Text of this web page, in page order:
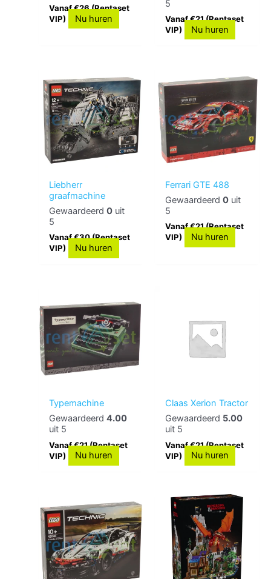
Vanaf €26 (Rentaset
VIP)
Nu huren
5
Vanaf €21 (Rentaset
VIP)
Nu huren
Liebherr
graafmachine
Gewaardeerd0 uit
5
Vanaf €30 (Rentaset
VIP)
Nu huren
Ferrari GTE 488
Gewaardeerd0 uit
5
Vanaf €21 (Rentaset
VIP)
Nu huren
Typemachine
Gewaardeerd4.00
uit 5
Vanaf €21 (Rentaset
VIP)
Nu huren
Claas Xerion Tractor
Gewaardeerd 5.00
uit 5
Vanaf €21 (Rentaset
VIP)
Nu huren